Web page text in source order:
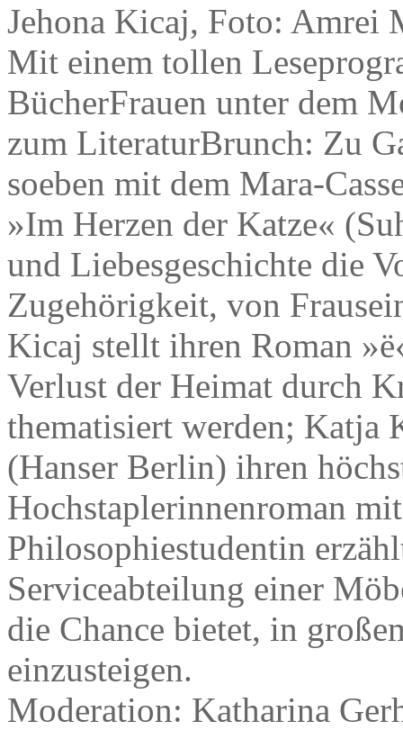
Jehona Kicaj, Foto: Amrei
Mit einem tollen
BücherFrauen unter dem
zum LiteraturBrunch: Zu
soeben mit dem Mara-
»Im Herzen der Katze«
und Liebesgeschichte die
Zugehörigkeit, von
Kicaj stellt ihren Roman
Verlust der Heimat durch
thematisiert werden; Katja
(Hanser Berlin) ihren
Hochstaplerinnenroman
Philosophiestudentin
Serviceabteilung einer
die Chance bietet, in
einzusteigen.
Moderation: Katharina